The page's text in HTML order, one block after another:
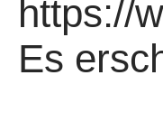
https://
Es